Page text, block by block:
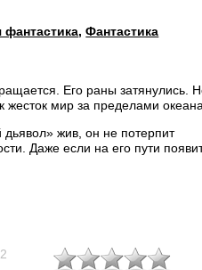
фантастика,Фантастика
Его раны затянулись.
жесток мир за пределами океана.
дьявол» жив, он не потерпит
Даже если на его пути